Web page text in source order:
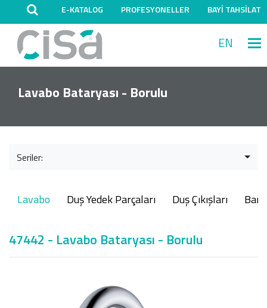
E-KATALOG PROFESYONELLER BAYİ TAHSİLAT
EN
Lavabo Bataryası - Borulu
Seriler:
Lavabo Duş Yedek Parçaları Duş Çıkışları
47442 - Lavabo Bataryası - Borulu